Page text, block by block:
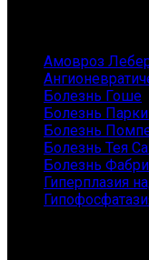
Амовроз
Болезнь Гоше
Болезнь
Болезнь
Болезнь Тея
Болезнь Фабри
Гиперплазия